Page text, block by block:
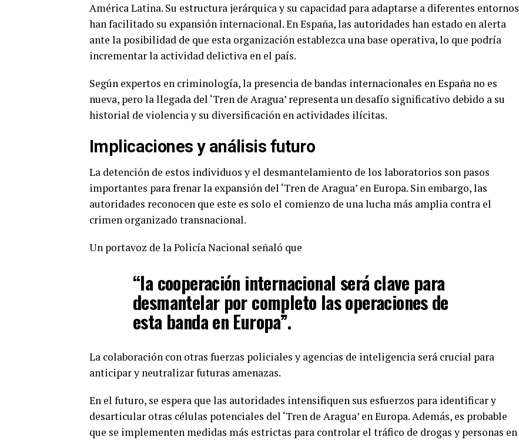
América Latina. Su estructura jerárquica y su capacidad para adaptarse a diferentes entornos
han facilitado su expansión internacional. En España, las autoridades han estado en alerta
ante la posibilidad de que esta organización establezca una base operativa, lo que podría
incrementar la actividad delictiva en el país.
Según expertos en criminología, la presencia de bandas internacionales en España no es
nueva, pero la llegada del ‘Tren de Aragua’ representa un desafío significativo debido a su
historial de violencia y su diversificación en actividades ilícitas.
Implicaciones y análisis futuro
La detención de estos individuos y el desmantelamiento de los laboratorios son pasos
importantes para frenar la expansión del ‘Tren de Aragua’ en Europa. Sin embargo, las
autoridades reconocen que este es solo el comienzo de una lucha más amplia contra el
crimen organizado transnacional.
Un portavoz de la Policía Nacional señaló que
“la cooperación internacional será clave para
desmantelar por completo las operaciones de
esta banda en Europa”.
La colaboración con otras fuerzas policiales y agencias de inteligencia será crucial para
anticipar y neutralizar futuras amenazas.
En el futuro, se espera que las autoridades intensifiquen sus esfuerzos para identificar y
desarticular otras células potenciales del ‘Tren de Aragua’ en Europa. Además, es probable
que se implementen medidas más estrictas para controlar el tráfico de drogas y personas en